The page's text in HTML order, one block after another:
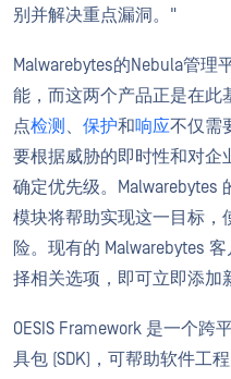
别并解决重点漏洞。"
Malwarebytes的Nebula管
能，而这两个产品正是在此
点检测 、 保护和响应不仅需
要根据威胁的即时性和对企
确定优先级。Malwarebytes
模块将帮助实现这一目标，
险。现有的 Malwarebytes
择相关选项，即可立即添加
OESIS Framework 是一个
具包 (SDK)，可帮助软件工